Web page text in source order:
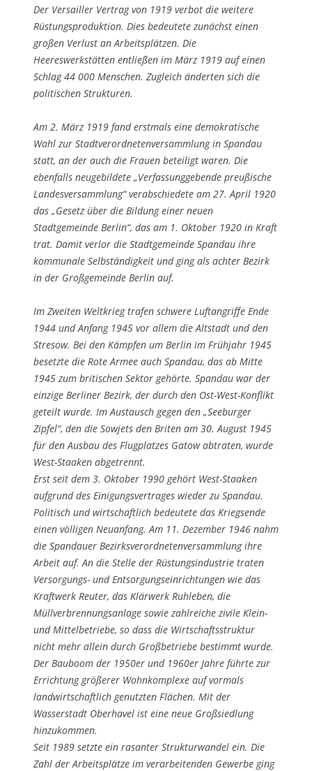
Der Versailler Vertrag von 1919 verbot die weitere
Rüstungsproduktion. Dies bedeutete zunächst einen
großen Verlust an Arbeitsplätzen. Die
Heereswerkstätten entließen im März 1919 auf einen
Schlag 44 000 Menschen. Zugleich änderten sich die
politischen Strukturen.
Am 2. März 1919 fand erstmals eine demokratische
Wahl zur Stadtverordnetenversammlung in Spandau
statt, an der auch die Frauen beteiligt waren. Die
ebenfalls neugebildete „Verfassunggebende preußische
Landesversammlung“ verabschiedete am 27. April 1920
das „Gesetz über die Bildung einer neuen
Stadtgemeinde Berlin“, das am 1. Oktober 1920 in Kraft
trat. Damit verlor die Stadtgemeinde Spandau ihre
kommunale Selbständigkeit und ging als achter Bezirk
in der Großgemeinde Berlin auf.
Im Zweiten Weltkrieg trafen schwere Luftangriffe Ende
1944 und Anfang 1945 vor allem die Altstadt und den
Stresow. Bei den Kämpfen um Berlin im Frühjahr 1945
besetzte die Rote Armee auch Spandau, das ab Mitte
1945 zum britischen Sektor gehörte. Spandau war der
einzige Berliner Bezirk, der durch den Ost-West-Konflikt
geteilt wurde. Im Austausch gegen den „Seeburger
Zipfel“, den die Sowjets den Briten am 30. August 1945
für den Ausbau des Flugplatzes Gatow abtraten, wurde
West-Staaken abgetrennt.
Erst seit dem 3. Oktober 1990 gehört West-Staaken
aufgrund des Einigungsvertrages wieder zu Spandau.
Politisch und wirtschaftlich bedeutete das Kriegsende
einen völligen Neuanfang. Am 11. Dezember 1946 nahm
die Spandauer Bezirksverordnetenversammlung ihre
Arbeit auf. An die Stelle der Rüstungsindustrie traten
Versorgungs- und Entsorgungseinrichtungen wie das
Kraftwerk Reuter, das Klärwerk Ruhleben, die
Müllverbrennungsanlage sowie zahlreiche zivile Klein-
und Mittelbetriebe, so dass die Wirtschaftsstruktur
nicht mehr allein durch Großbetriebe bestimmt wurde.
Der Bauboom der 1950er und 1960er Jahre führte zur
Errichtung größerer Wohnkomplexe auf vormals
landwirtschaftlich genutzten Flächen. Mit der
Wasserstadt Oberhavel ist eine neue Großsiedlung
hinzukommen.
Seit 1989 setzte ein rasanter Strukturwandel ein. Die
Zahl der Arbeitsplätze im verarbeitenden Gewerbe ging